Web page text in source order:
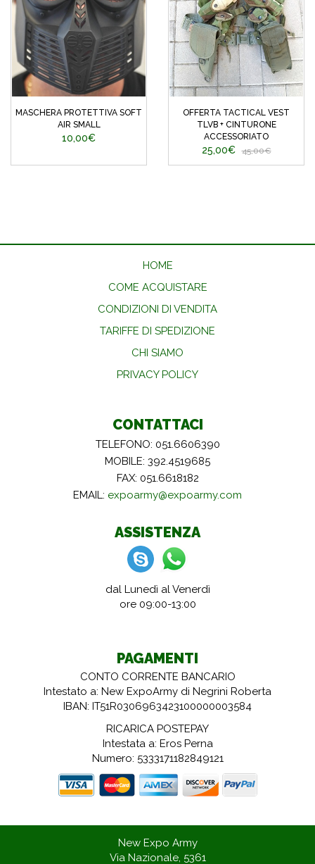
MASCHERA PROTETTIVA SOFT
AIR SMALL
10,00€
OFFERTA TACTICAL VEST
TLVB + CINTURONE
ACCESSORIATO
25,00€ 45,00€
HOME
COME ACQUISTARE
CONDIZIONI DI VENDITA
TARIFFE DI SPEDIZIONE
CHI SIAMO
PRIVACY POLICY
CONTATTACI
TELEFONO: 051.6606390
MOBILE: 392.4519685
FAX: 051.6618182
EMAIL: expoarmy@expoarmy.com
ASSISTENZA
dal Lunedì al Venerdì
ore 09:00-13:00
PAGAMENTI
CONTO CORRENTE BANCARIO
Intestato a: New ExpoArmy di Negrini Roberta
IBAN: IT51R0306963423100000003584
RICARICA POSTEPAY
Intestata a: Eros Perna
Numero: 5333171182849121
New Expo Army
Via Nazionale, 5361